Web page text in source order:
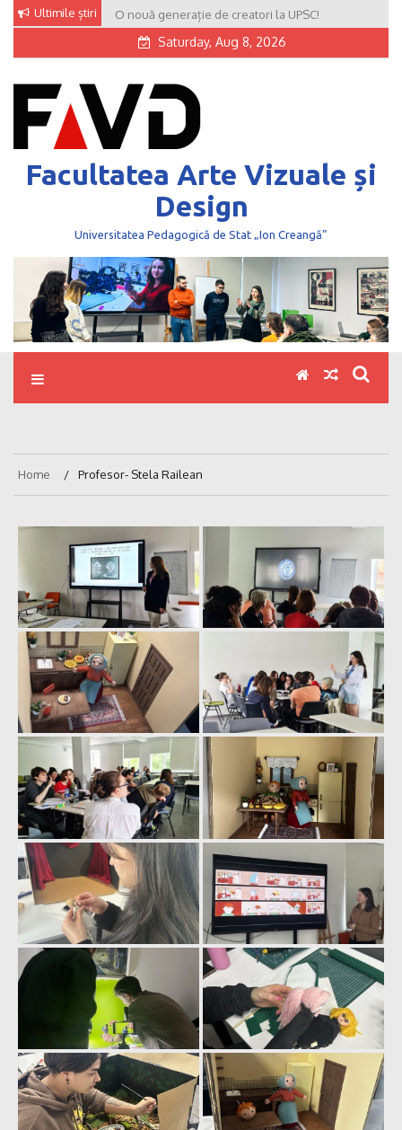
Skip
content
Ultimile știri O nouă generație de creatori la UPSC!
Saturday, Aug 8, 2026
Facultatea Arte Vizuale și
Design
Universitatea Pedagogică de Stat „Ion Creangă”
Home Profesor- Stela Railean